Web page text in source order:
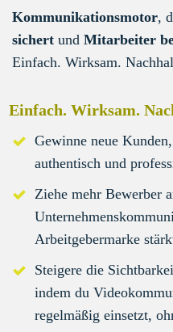
Kommunikationsmotor,
sichert und Mitarbeiter
Einfach. Wirksam.
Einfach. Wirksam.
Gewinne neue
authentisch und
Ziehe mehr Bewerber
Arbeitgebermarke
Steigere die
indem du
regelmäßig einsetzt,